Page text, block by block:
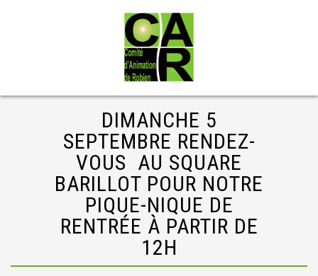
DIMANCHE 5
SEPTEMBRE RENDEZ-
VOUS AU SQUARE
BARILLOT POUR NOTRE
PIQUE-NIQUE DE
RENTRÉE À PARTIR DE
12H